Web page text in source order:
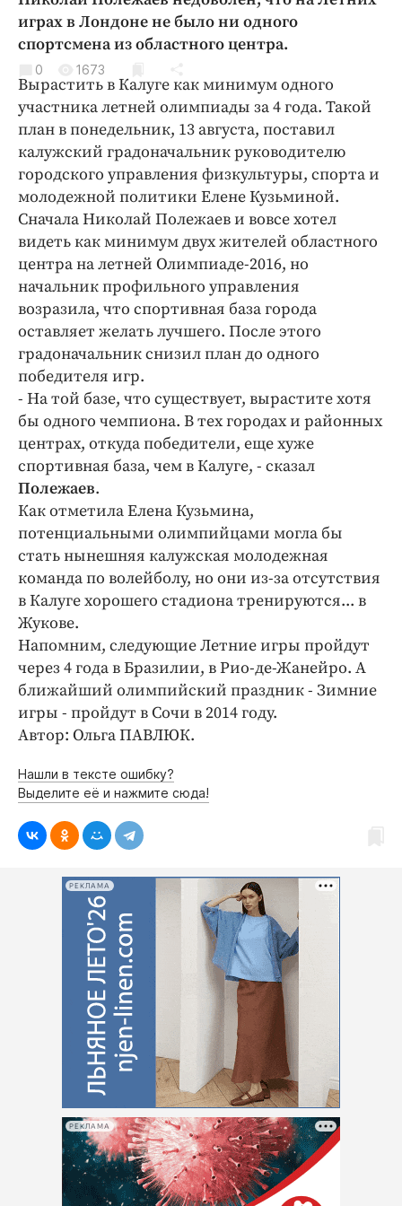
Криминал
Культура
Недвижимость и ЖКХ
Образование
Погода
Праздники
Происшествия
Спорт
Экономика и бизнес
ПРОЕКТЫ
Блоги
Издания
Медиаперсона
Интересное чтиво
Клиника года
Бренд года
Работодатель года
играх в Лондоне не было ни одного
спортсмена из областного центра.
0 1673
Вырастить в Калуге как минимум одного
участника летней олимпиады за 4 года. Такой
план в понедельник, 13 августа, поставил
калужский градоначальник руководителю
городского управления физкультуры, спорта и
молодежной политики Елене Кузьминой.
Сначала Николай Полежаев и вовсе хотел
видеть как минимум двух жителей областного
центра на летней Олимпиаде-2016, но
начальник профильного управления
возразила, что спортивная база города
оставляет желать лучшего. После этого
градоначальник снизил план до одного
победителя игр.
- На той базе, что существует, вырастите хотя
бы одного чемпиона. В тех городах и районных
центрах, откуда победители, еще хуже
спортивная база, чем в Калуге, - сказал
Полежаев.
Как отметила Елена Кузьмина,
потенциальными олимпийцами могла бы
стать нынешняя калужская молодежная
команда по волейболу, но они из-за отсутствия
в Калуге хорошего стадиона тренируются... в
Жукове.
Напомним, следующие Летние игры пройдут
через 4 года в Бразилии, в Рио-де-Жанейро. А
ближайший олимпийский праздник - Зимние
игры - пройдут в Сочи в 2014 году.
Автор: Ольга ПАВЛЮК.
Нашли в тексте ошибку?
Выделите её и нажмите сюда!
РЕКЛАМА
РЕКЛАМА